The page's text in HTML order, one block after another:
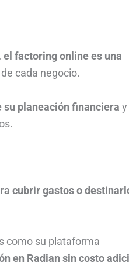
el factoring online es una
cada negocio.
su planeación financiera
cubrir gastos o
como su plataforma
en Radian sin costo